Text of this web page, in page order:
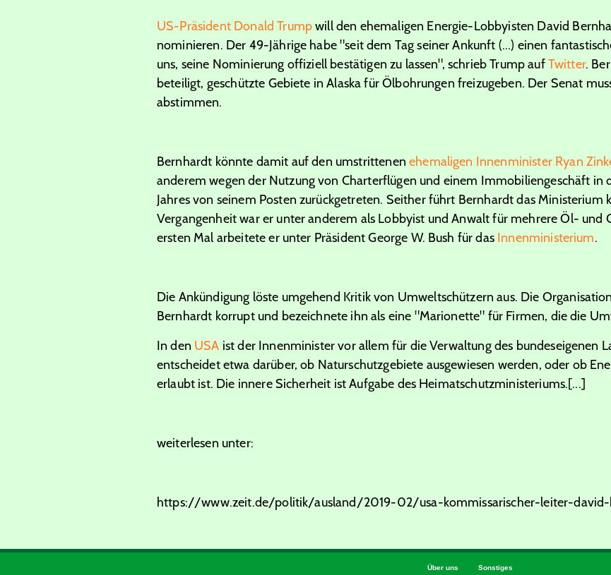
US-Präsident Donald Trumpwill den ehemaligen Energie-Lobbyisten David
nominieren. Der 49-Jährige habe "seit dem Tag seiner Ankunft (...) einen
uns, seine Nominierung offiziell bestätigen zu lassen", schrieb Trump aufTwitter.
beteiligt, geschützte Gebiete in Alaska für Ölbohrungen freizugeben. Der Senat
abstimmen.
Bernhardt könnte damit auf den umstrittenenehemaligen Innenminister Ryan
anderem wegen der Nutzung von Charterflügen und einem Immobiliengeschäft in
Jahres von seinem Posten zurückgetreten. Seither führt Bernhardt das Ministerium
Vergangenheit war er unter anderem als Lobbyist und Anwalt für mehrere Öl- und
ersten Mal arbeitete er unter Präsident George W. Bush für das Innenministerium.
Die Ankündigung löste umgehend Kritik von Umweltschützern aus. Die
Bernhardt korrupt und bezeichnete ihn als eine "Marionette" für Firmen, die die
In den USA ist der Innenminister vor allem für die Verwaltung des bundeseigenen
entscheidet etwa darüber, ob Naturschutzgebiete ausgewiesen werden, oder ob
erlaubt ist. Die innere Sicherheit ist Aufgabe des Heimatschutzministeriums.[...]
weiterlesen unter:
https://www.zeit.de/politik/ausland/2019-02/usa-kommissarischer-leiter-
Über uns Sonstiges